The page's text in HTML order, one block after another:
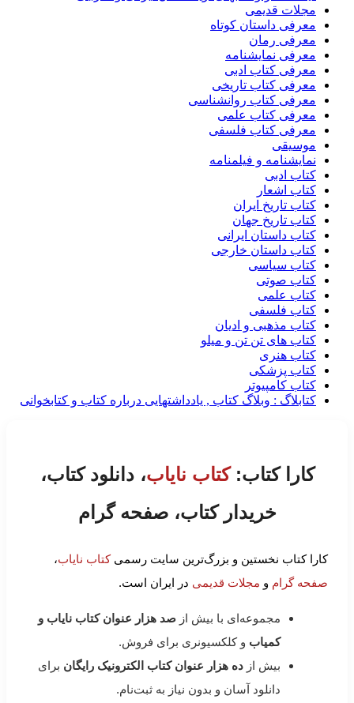
مجلات قدیمی
معرفی داستان کوتاه
معرفی رمان
معرفی نمایشنامه
معرفی کتاب ادبی
معرفی کتاب تاریخی
معرفی کتاب روانشناسی
معرفی کتاب علمی
معرفی کتاب فلسفی
موسیقی
نمایشنامه و فیلمنامه
کتاب ادبی
کتاب اشعار
کتاب تاریخ ایران
کتاب تاریخ جهان
کتاب داستان ایرانی
کتاب داستان خارجی
کتاب سیاسی
کتاب صوتی
کتاب علمی
کتاب فلسفی
کتاب مذهبی و ادیان
کتاب های تن تن و میلو
کتاب هنری
کتاب پزشکی
کتاب کامپیوتر
کتابلاگ : وبلاگ کتاب , یادداشتهایی درباره کتاب و کتابخوانی
کارا کتاب:کتاب نایاب، دانلود کتاب،
خریدار کتاب، صفحه گرام
کارا کتاب نخستین و بزرگ‌ترین سایت رسمیکتاب نایاب،
صفحه گرام و مجلات قدیمی در ایران است.
مجموعه‌ای با بیش از صد هزار عنوان کتاب نایاب و
کمیاب و کلکسیونری برای فروش.
بیش از ده هزار عنوان کتاب الکترونیک رایگان برای
دانلود آسان و بدون نیاز به ثبت‌نام.